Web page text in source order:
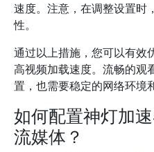
速度。注意，在调整设置时
性。
通过以上措施，您可以有效
高视频加载速度。流畅的观
置，也需要稳定的网络环境
如何配置神灯加
流媒体？